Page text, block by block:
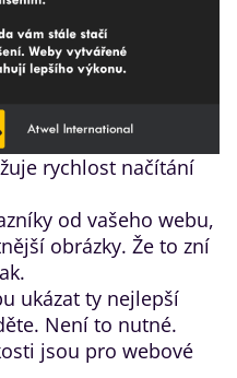
rychlost načítání
od vašeho webu,
obrázky. Že to zní
ukázat ty nejlepší
Není to nutné.
jsou pro webové